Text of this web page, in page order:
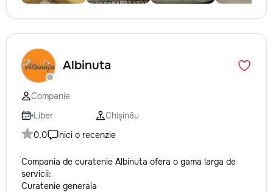
Albinuta
Companie
Liber
Chișinău
0,0
nici o recenzie
Compania de curatenie Albinuta ofera o gama larga de
servicii:
Curatenie generala